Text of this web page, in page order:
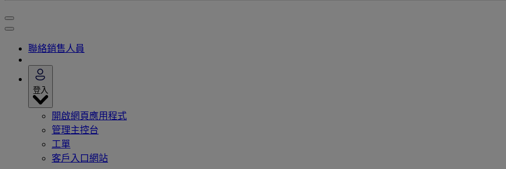
聯絡銷售人員
登入
開啟網頁應用程式
管理主控台
工單
客戶入口網站